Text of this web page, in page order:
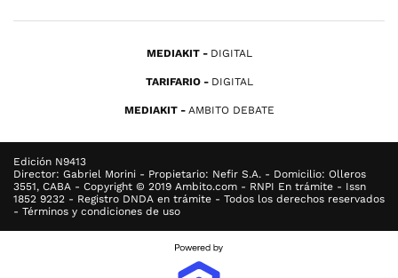
MEDIAKIT DIGITAL
TARIFARIO DIGITAL
MEDIAKIT AMBITO DEBATE
Edición N9413
Director: Gabriel Morini - Propietario: Nefir S.A. - Domicilio: Olleros
3551, CABA - Copyright © 2019 Ambito.com - RNPI En trámite - Issn
1852 9232 - Registro DNDA en trámite - Todos los derechos reservados
- Términos y condiciones de uso